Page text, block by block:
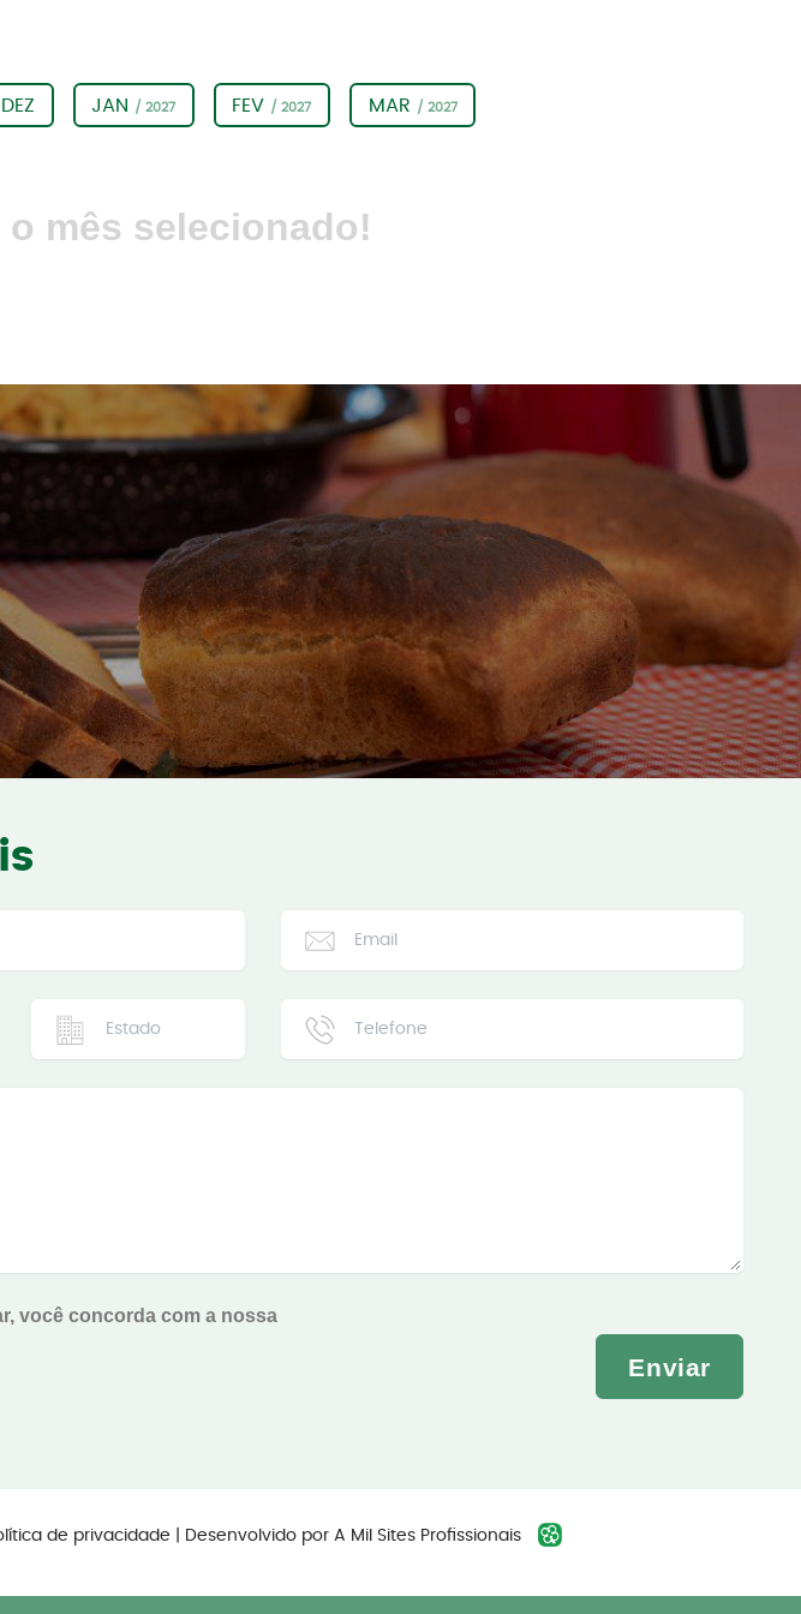
DEZ JAN / 2027 FEV / 2027 MAR / 2027
mês selecionado!
você concorda com a nossa
Enviar
de privacidade | Desenvolvido por A Mil Sites Profissionais